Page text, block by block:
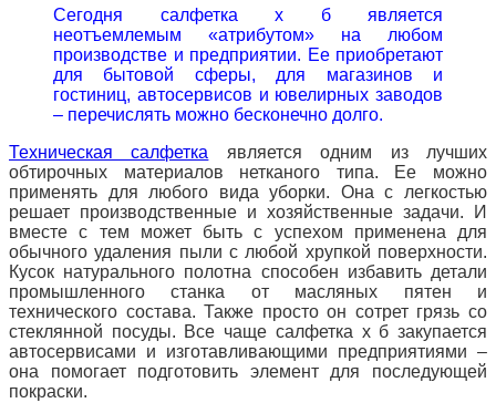
Сегодня салфетка х б является
неотъемлемым «атрибутом» на любом
производстве и предприятии. Ее приобретают
для бытовой сферы, для магазинов и
гостиниц, автосервисов и ювелирных заводов
– перечислять можно бесконечно долго.
Техническая салфетка является одним из лучших
обтирочных материалов нетканого типа. Ее можно
применять для любого вида уборки. Она с легкостью
решает производственные и хозяйственные задачи. И
вместе с тем может быть с успехом применена для
обычного удаления пыли с любой хрупкой поверхности.
Кусок натурального полотна способен избавить детали
промышленного станка от масляных пятен и
технического состава. Также просто он сотрет грязь со
стеклянной посуды. Все чаще салфетка х б закупается
автосервисами и изготавливающими предприятиями –
она помогает подготовить элемент для последующей
покраски.